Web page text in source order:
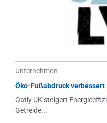
Unternehmen
Öko-Fußabdruck verbessert
Oatly UK steigert
Getreide...